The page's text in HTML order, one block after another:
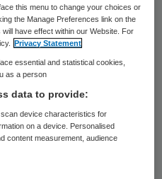
toepassing is.
de inspectie de
onder verscherpt
waren
laserveiligheid en
gaf de inspectie in
this menu to change your choices or
the Manage Preferences link on the
have effect within our Website. For
Privacy Statement
essential and statistical cookies,
as a person
data to provide:
device characteristics for
on a device. Personalised
content measurement, audience